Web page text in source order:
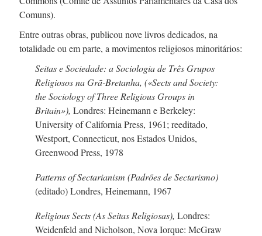
Comuns).
Entre outras obras, publicou nove livros dedicados, na
totalidade ou em parte, a movimentos religiosos minoritários:
Seitas e Sociedade: a Sociologia de Três Grupos
Religiosos naGrã-Bretanha, («Sects and Society:
the Sociology of Three Religious Groups in
Britain»), Londres: Heinemann e Berkeley:
University of California Press, 1961; reeditado,
Westport, Connecticut, nos Estados Unidos,
Greenwood Press, 1978
Patterns of Sectarianism (Padrões de Sectarismo)
(editado) Londres, Heinemann, 1967
Religious Sects (As Seitas Religiosas), Londres:
Weidenfeld and Nicholson, Nova Iorque: McGraw